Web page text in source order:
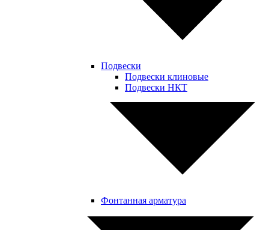
Подвески
Подвески клиновые
Подвески НКТ
Фонтанная арматура